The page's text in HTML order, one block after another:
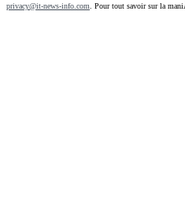
privacy@it-news-info.com . Pour tout savoir sur la